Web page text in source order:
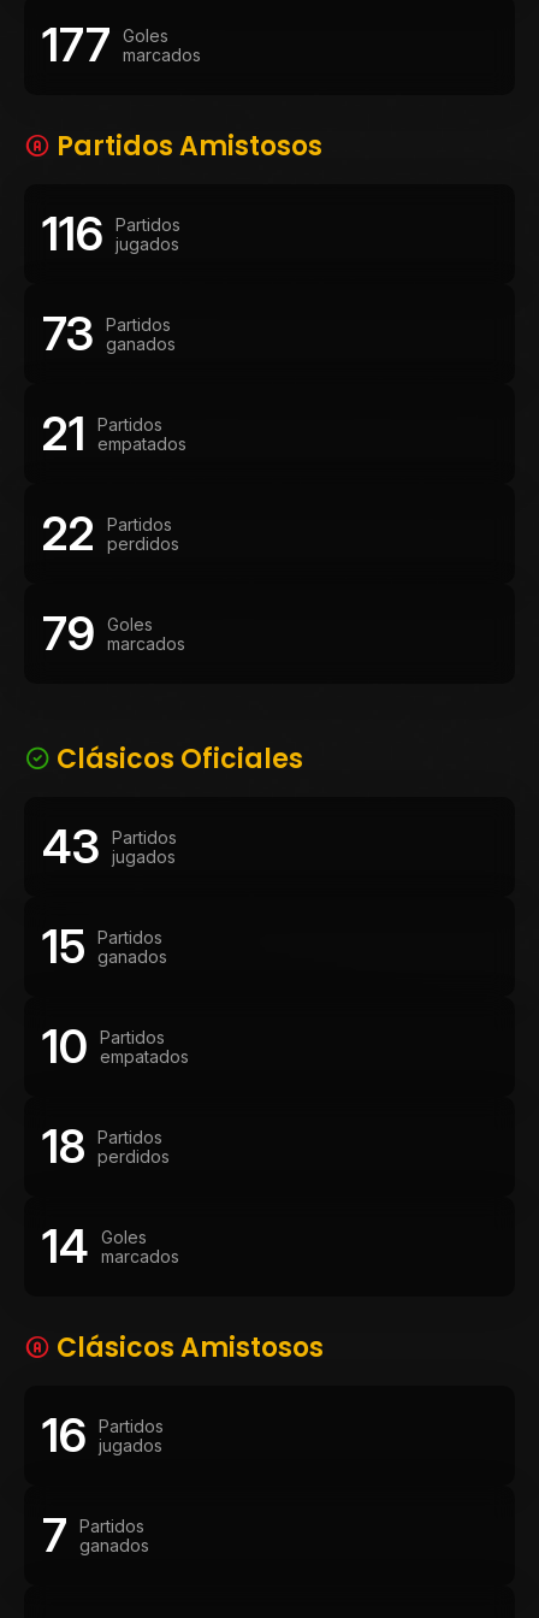
177
Goles
marcados
Partidos Amistosos
116
Partidos
jugados
73
Partidos
ganados
21
Partidos
empatados
22
Partidos
perdidos
79
Goles
marcados
Clásicos Oficiales
43
Partidos
jugados
15
Partidos
ganados
10
Partidos
empatados
18
Partidos
perdidos
14
Goles
marcados
Clásicos Amistosos
16
Partidos
jugados
7
Partidos
ganados